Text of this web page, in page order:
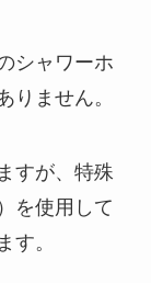
シャワーホ
りません。
すが、特殊
を使用して
す。